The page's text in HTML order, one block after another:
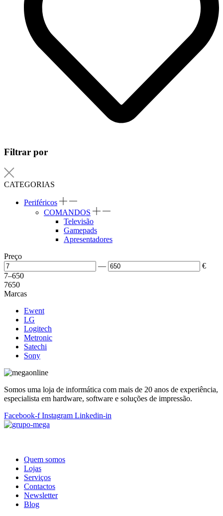
Filtrar por
CATEGORIAS
Periféricos
COMANDOS
Televisão
Gamepads
Apresentadores
Preço
—
€
7–650
7650
Marcas
Ewent
LG
Logitech
Metronic
Satechi
Sony
Somos uma loja de informática com mais de 20 anos de experiência,
especialista em hardware, software e soluções de impressão.
Facebook-f Instagram Linkedin-in
Quem somos
Lojas
Serviços
Contactos
Newsletter
Blog